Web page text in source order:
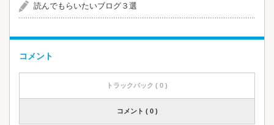
読んでもらいたいブログ３選
コメント
トラックバック ( 0 )
コメント ( 0 )